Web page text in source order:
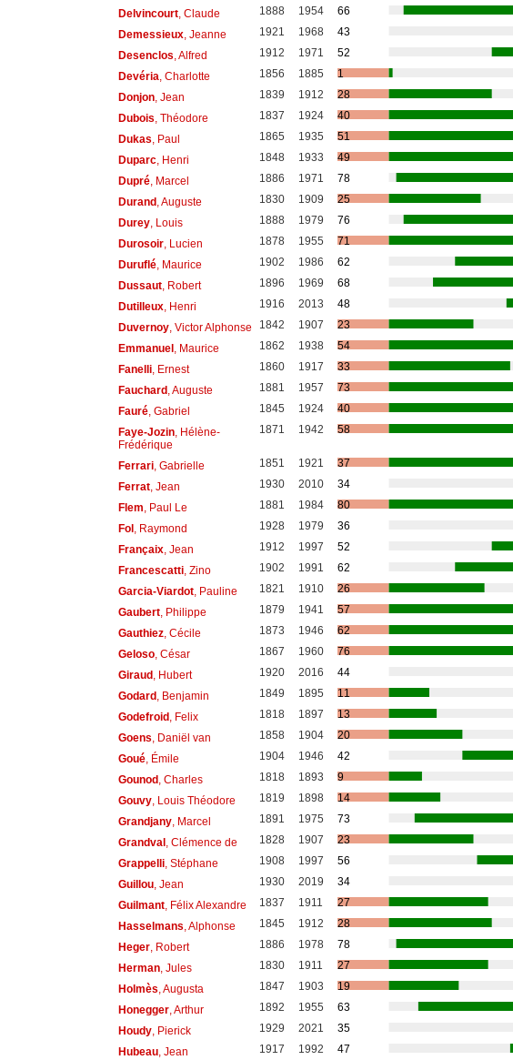
Delvincourt, Claude 1888 1954
66
Demessieux, Jeanne 1921 1968
43
Desenclos , Alfred 1912 1971
52
Devéria , Charlotte 1856 1885
1
Donjon, Jean 1839 1912
28
Dubois , Théodore 1837 1924
40
Dukas , Paul 1865 1935
51
Duparc, Henri 1848 1933
49
Dupré, Marcel 1886 1971
78
Durand, Auguste 1830 1909
25
Durey, Louis 1888 1979
76
Durosoir, Lucien 1878 1955
71
Duruflé, Maurice 1902 1986
62
Dussaut, Robert 1896 1969
68
Dutilleux, Henri 1916 2013
48
Duvernoy, Victor Alphonse 1842 1907
23
Emmanuel, Maurice 1862 1938
54
Fanelli, Ernest 1860 1917
33
Fauchard, Auguste 1881 1957
73
Fauré, Gabriel 1845 1924
40
Faye-Jozin, Hélène-
Frédérique
1871 1942 58
Ferrari, Gabrielle 1851 1921
37
Ferrat, Jean 1930 2010
34
Flem , Paul Le 1881 1984
80
Fol, Raymond 1928 1979
36
Françaix, Jean 1912 1997
52
Francescatti, Zino 1902 1991
62
Garcia-Viardot, Pauline 1821 1910
26
Gaubert, Philippe 1879 1941
57
Gauthiez, Cécile 1873 1946
62
Geloso, César 1867 1960
76
Giraud, Hubert 1920 2016
44
Godard, Benjamin 1849 1895
11
Godefroid, Felix 1818 1897
13
Goens , Daniël van 1858 1904
20
Goué, Émile 1904 1946
42
Gounod, Charles 1818 1893
9
Gouvy, Louis Théodore 1819 1898
14
Grandjany, Marcel 1891 1975
73
Grandval, Clémence de 1828 1907
23
Grappelli, Stéphane 1908 1997
56
Guillou, Jean 1930 2019
34
Guilmant, Félix Alexandre 1837 1911
27
Hasselmans , Alphonse 1845 1912
28
Heger, Robert 1886 1978
78
Herman, Jules 1830 1911
27
Holmès , Augusta 1847 1903
19
Honegger, Arthur 1892 1955
63
Houdy, Pierick 1929 2021
35
Hubeau, Jean 1917 1992 47